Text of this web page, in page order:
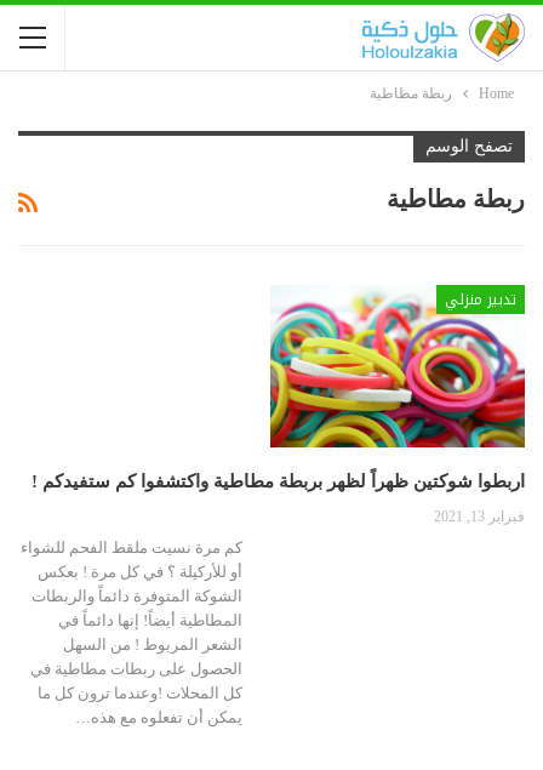
Home ربطة مطاطية
تصفح الوسم
ربطة مطاطية
تدبير منزلي
اربطوا شوكتين ظهراً لظهر بربطة مطاطية واكتشفوا كم ستفيدكم !
فبراير 13, 2021
كم مرة نسيت ملقط الفحم للشواء
أو للأركيلة ؟ في كل مرة ! بعكس
الشوكة المتوفرة دائماً والربطات
المطاطية أيضاً! إنها دائماً في
الشعر المربوط ! من السهل
الحصول على ربطات مطاطية في
كل المحلات !وعندما ترون كل ما
يمكن أن تفعلوه مع هذه…